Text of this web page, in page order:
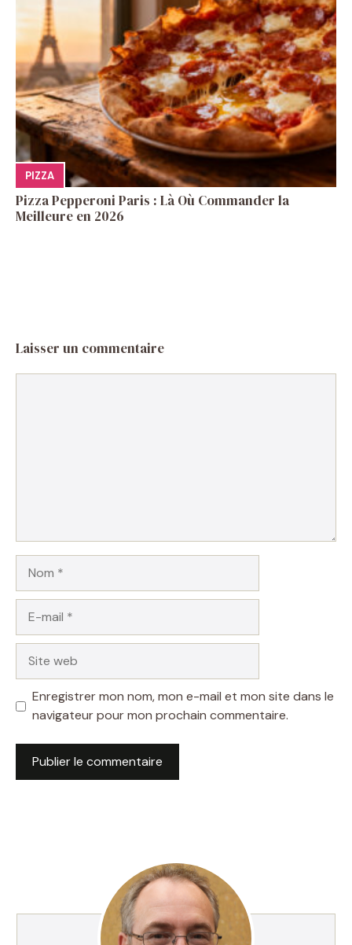
PIZZA
Pizza Pepperoni Paris : Là Où Commander la
Meilleure en 2026
Laisser un commentaire
mail
web
Enregistrer mon nom, mon e-mail et mon site dans le
navigateur pour mon prochain commentaire.